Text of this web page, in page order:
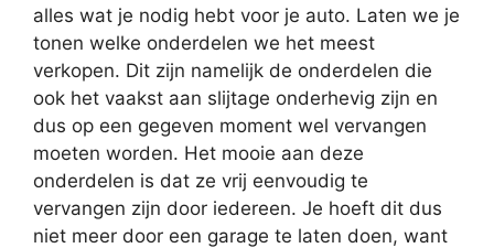
alles wat je nodig hebt voor je auto. Laten we je
tonen welke onderdelen we het meest
verkopen. Dit zijn namelijk de onderdelen die
ook het vaakst aan slijtage onderhevig zijn en
dus op een gegeven moment wel vervangen
moeten worden. Het mooie aan deze
onderdelen is dat ze vrij eenvoudig te
vervangen zijn door iedereen. Je hoeft dit dus
niet meer door een garage te laten doen, want